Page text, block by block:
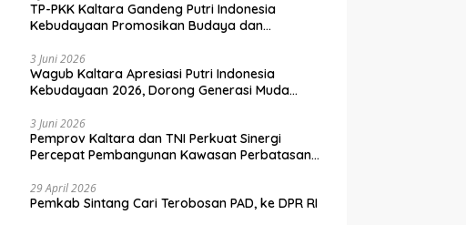
TP-PKK Kaltara Gandeng Putri Indonesia
Kebudayaan Promosikan Budaya dan
3 Juni 2026
Wagub Kaltara Apresiasi Putri Indonesia
Kebudayaan 2026, Dorong Generasi Muda
3 Juni 2026
Pemprov Kaltara dan TNI Perkuat Sinergi
Percepat Pembangunan Kawasan Perbatasan
29 April 2026
Pemkab Sintang Cari Terobosan PAD, ke DPR RI